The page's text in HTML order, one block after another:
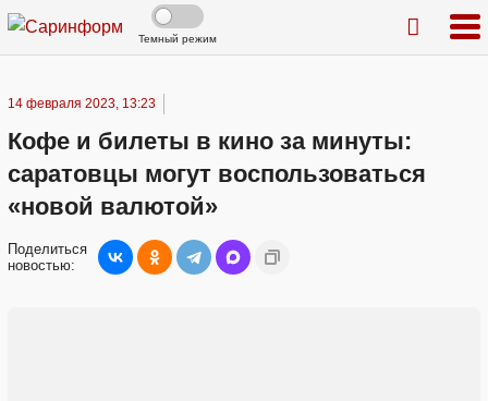
Темный режим
14 февраля 2023, 13:23
Кофе и билеты в кино за минуты:
саратовцы могут воспользоваться
«новой валютой»
Поделиться
новостью: